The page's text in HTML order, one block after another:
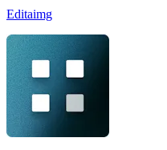
Editaimg